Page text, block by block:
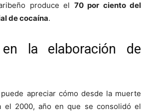
produce el 70 por ciento del
de cocaína.
la elaboración de
apreciar cómo desde la muerte
el 2000, año en que se consolidó el